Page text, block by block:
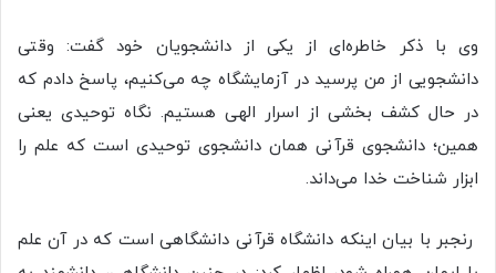
وی با ذکر خاطره‌ای از یکی از دانشجویان خود گفت: وقتی
دانشجویی از من پرسید در آزمایشگاه چه می‌کنیم، پاسخ دادم که
در حال کشف بخشی از اسرار الهی هستیم. نگاه توحیدی یعنی
همین؛ دانشجوی قرآنی همان دانشجوی توحیدی است که علم را
ابزار شناخت خدا می‌داند.
رنجبر با بیان اینکه دانشگاه قرآنی دانشگاهی است که در آن علم